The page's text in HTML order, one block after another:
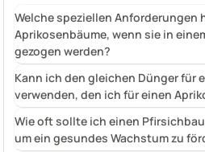
Welche speziellen Anforderungen
Aprikosenbäume, wenn sie in
gezogen werden?
Kann ich den gleichen Dünger für
verwenden, den ich für einen
Wie oft sollte ich einen
um ein gesundes Wachstum zu